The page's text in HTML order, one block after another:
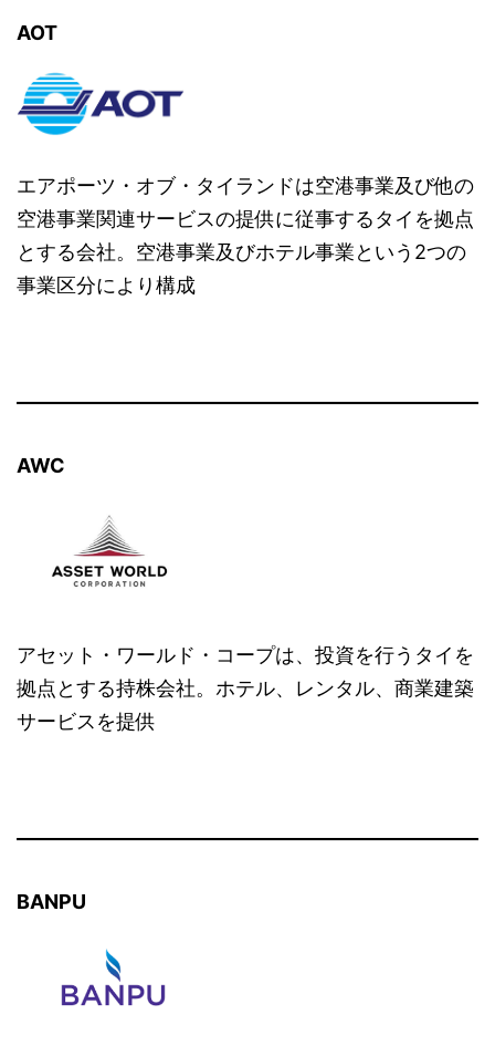
AOT
エアポーツ・オブ・タイランドは空港事業及び他の
空港事業関連サービスの提供に従事するタイを拠点
とする会社。空港事業及びホテル事業という2つの
事業区分により構成
AWC
アセット・ワールド・コープは、投資を行うタイを
拠点とする持株会社。ホテル、レンタル、商業建築
サービスを提供
BANPU